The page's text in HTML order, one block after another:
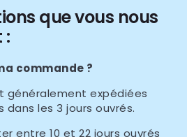
que vous nous
:
commande ?
généralement expédiées
les 3 jours ouvrés.
entre 10 et 22 jours ouvrés